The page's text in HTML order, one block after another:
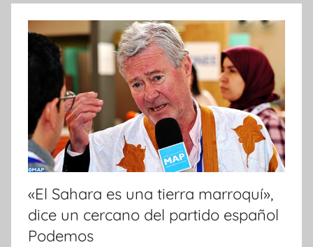
«El Sahara es una tierra marroquí»,
dice un cercano del partido español
Podemos